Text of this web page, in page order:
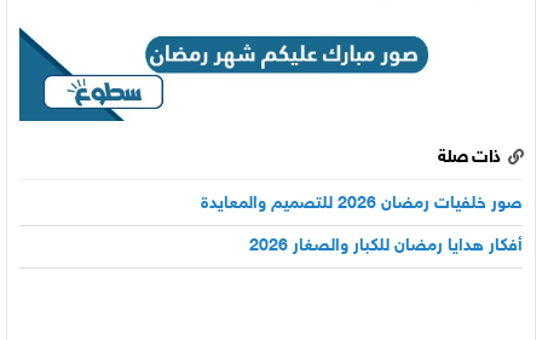
ذات صلة
صور خلفيات رمضان 2026 للتصميم والمعايدة
أفكار هدايا رمضان للكبار والصغار 2026